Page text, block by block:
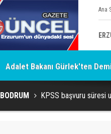
Ana
Adalet Bakanı Gürlek'ten
BODRUM KPSS başvuru süresi